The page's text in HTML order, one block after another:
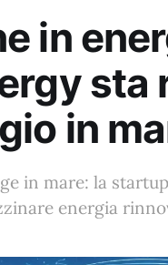
in
in
in mare: la
energia